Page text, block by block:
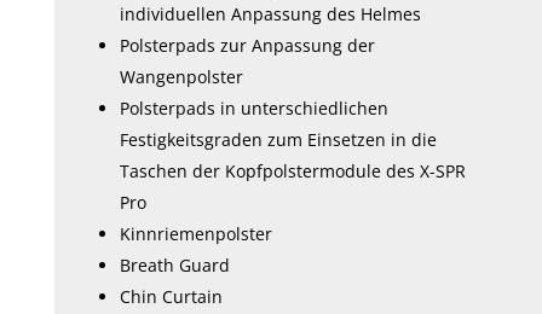
individuellen Anpassung des Helmes
Polsterpads zur Anpassung der
Wangenpolster
Polsterpads in unterschiedlichen
Festigkeitsgraden zum Einsetzen in die
Taschen der Kopfpolstermodule des X-SPR
Pro
Kinnriemenpolster
Breath Guard
Chin Curtain